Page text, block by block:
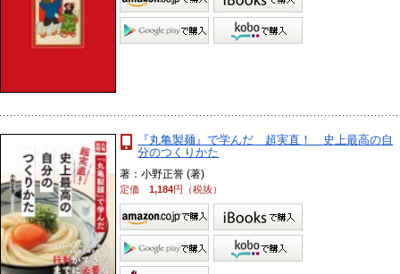
『丸亀製麺』で学んだ 超実直！ 史上最高の自
分のつくりかた
著：小野正誉 (著)
定価1,184円（税抜）